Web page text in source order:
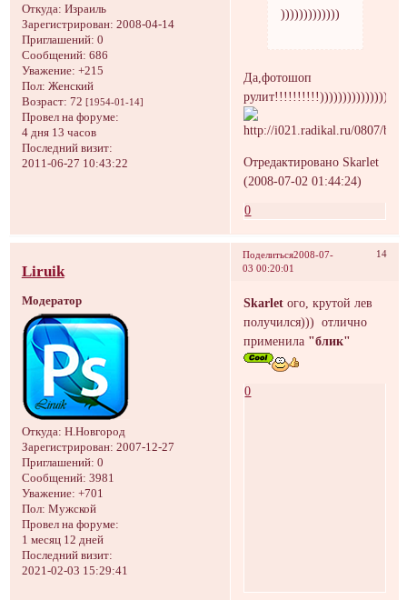
Откуда: Израиль
Зарегистрирован: 2008-04-14
Приглашений: 0
Сообщений: 686
Уважение: +215
Пол: Женский
Возраст: 72 [1954-01-14]
Провел на форуме:
4 дня 13 часов
Последний визит:
2011-06-27 10:43:22
)))))))))))))
Да,фотошоп
рулит!!!!!!!!!!)))))))))))))))))
Отредактировано Skarlet
(2008-07-02 01:44:24)
0
Поделиться 14
2008-07-
03 00:20:01
Liruik
Модератор
Откуда: Н.Новгород
Зарегистрирован: 2007-12-27
Приглашений: 0
Сообщений: 3981
Уважение: +701
Пол: Мужской
Провел на форуме:
1 месяц 12 дней
Последний визит:
2021-02-03 15:29:41
Skarlet ого, крутой лев
получился))) отлично
применила "блик"
0